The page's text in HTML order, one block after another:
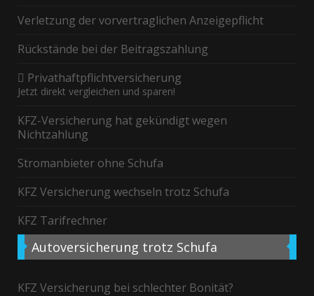
Verletzung der vorvertraglichen Anzeigepflicht
Rückstände bei der Beitragszahlung
Privathaftpflichtversicherung
Jetzt direkt vergleichen und sparen!
KFZ-Versicherung hat gekündigt wegen
Nichtzahlung
Stromanbieter ohne Schufa
KFZ Versicherung wechseln trotz Schufa
KFZ Tarifrechner
Autoversicherung trotz Schufa
KFZ Versicherung bei schlechter Bonität?